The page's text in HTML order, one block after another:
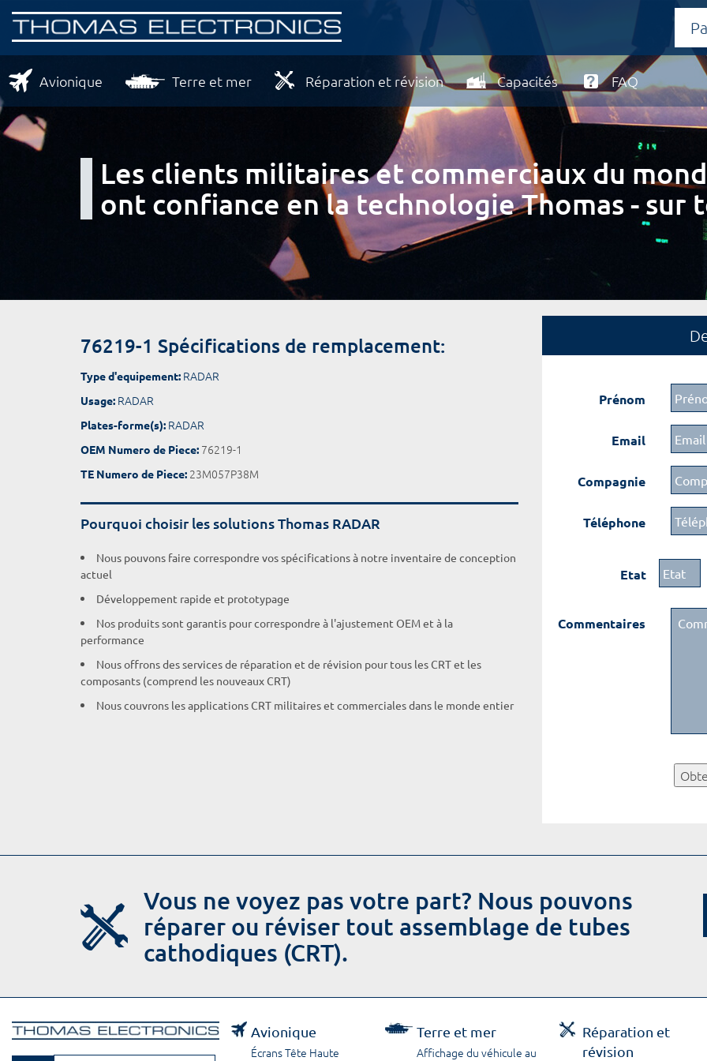
Avionique Terre et mer Réparation et révision Capacités FAQ
Les clients militaires et commerciaux du
ont confiance en la technologie Thomas - sur
76219-1 Spécifications de remplacement:
Type d'equipement: RADAR
Usage: RADAR
Plates-forme(s): RADAR
OEM Numero de Piece: 76219-1
TE Numero de Piece: 23M057P38M
Pourquoi choisir les solutions Thomas RADAR
Nous pouvons faire correspondre vos spécifications à notre inventaire de conception
actuel
Développement rapide et prototypage
Nos produits sont garantis pour correspondre à l'ajustement OEM et à la
performance
Nous offrons des services de réparation et de révision pour tous les CRT et les
composants (comprend les nouveaux CRT)
Nous couvrons les applications CRT militaires et commerciales dans le monde entier
Prénom
Email
Compagnie
Téléphone
Etat
Commentaires
Vous ne voyez pas votre part? Nous pouvons
réparer ou réviser tout assemblage de tubes
cathodiques (CRT).
Avionique
Écrans Tête Haute
Terre et mer
Affichage du véhicule au
Réparation et
révision